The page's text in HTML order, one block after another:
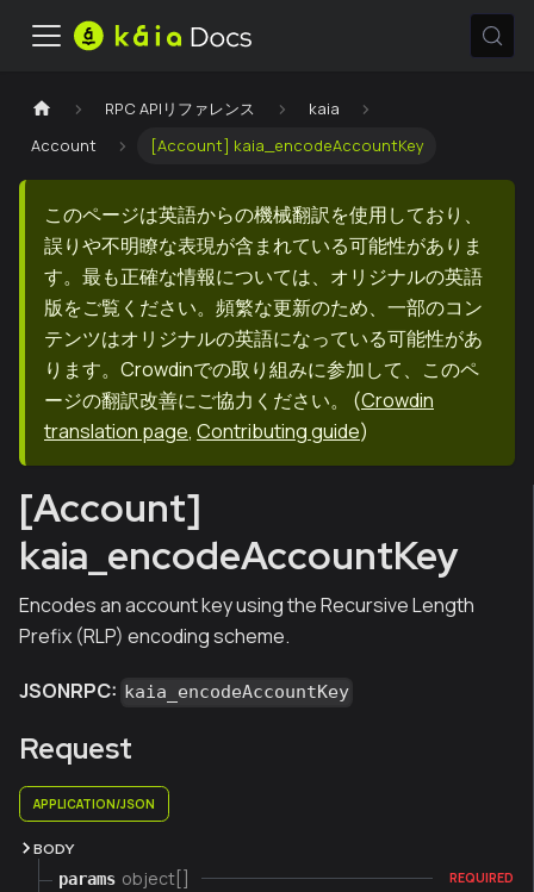
RPC APIリファレンス
kaia
Account
[Account] kaia_encodeAccountKey
このページは英語からの機械翻訳を使用しており、
誤りや不明瞭な表現が含まれている可能性がありま
す。最も正確な情報については、オリジナルの英語
版をご覧ください。頻繁な更新のため、一部のコン
テンツはオリジナルの英語になっている可能性があ
ります。Crowdinでの取り組みに参加して、このペ
ージの翻訳改善にご協力ください。
(Crowdin
translation page, Contributing guide)
[Account]
kaia_encodeAccountKey
Encodes an account key using the Recursive Length
Prefix (RLP) encoding scheme.
JSONRPC: kaia_encodeAccountKey
Request
APPLICATION/JSON
BODY
params object[] REQUIRED